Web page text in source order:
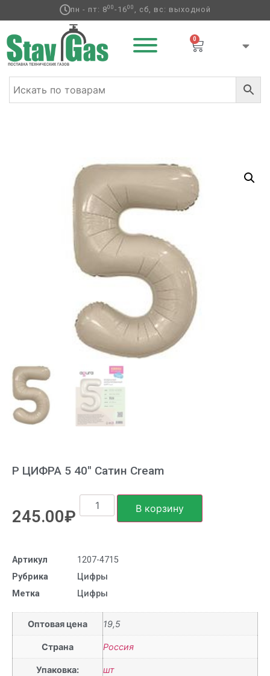
пн - пт: 800-1600 , сб, вс: выходной
0
Р ЦИФРА 5 40″ Сатин Cream
245.00₽ В корзину
Артикул
1207-4715
Рубрика
Цифры
Метка
Цифры
Оптовая цена 19,5
Страна Россия
Упаковка: шт